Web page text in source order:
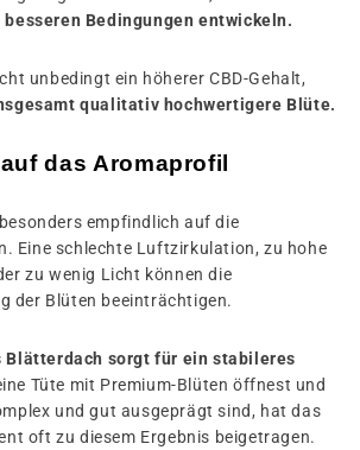
besseren Bedingungen entwickeln.
unbedingt ein höherer CBD-Gehalt,
qualitativ hochwertigere Blüte.
das Aromaprofil
empfindlich auf die
Eine schlechte Luftzirkulation, zu hohe
zu wenig Licht können die
der Blüten beeinträchtigen.
Blätterdach sorgt für ein stabileres
Tüte mit Premium-Blüten öffnest und
und gut ausgeprägt sind, hat das
oft zu diesem Ergebnis beigetragen.